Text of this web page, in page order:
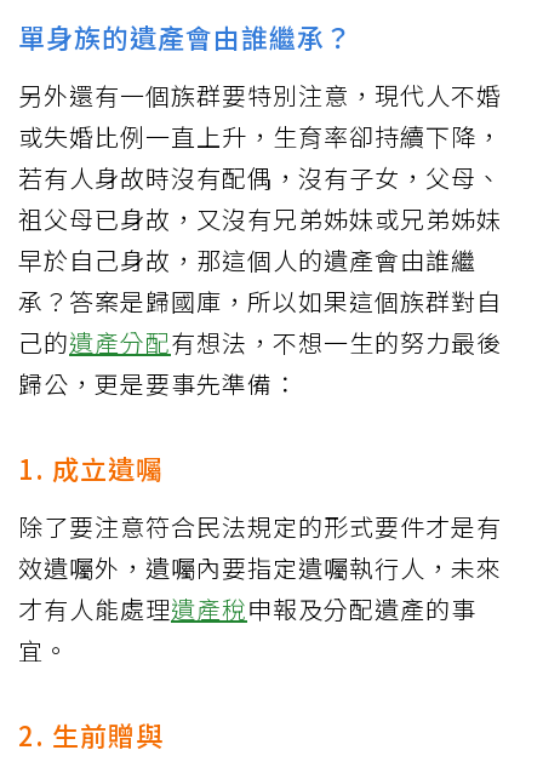
單身族的遺產會由誰繼承？
另外還有一個族群要特別注意，現代人不婚
或失婚比例一直上升，生育率卻持續下降，
若有人身故時沒有配偶，沒有子女，父母、
祖父母已身故，又沒有兄弟姊妹或兄弟姊妹
早於自己身故，那這個人的遺產會由誰繼
承？答案是歸國庫，所以如果這個族群對自
己的遺產分配有想法，不想一生的努力最後
歸公，更是要事先準備：
1. 成立遺囑
除了要注意符合民法規定的形式要件才是有
效遺囑外，遺囑內要指定遺囑執行人，未來
才有人能處理遺產稅申報及分配遺產的事
宜。
2. 生前贈與